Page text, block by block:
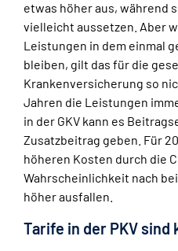
etwas höher aus, während
vielleicht aussetzen. Aber
Leistungen in dem einmal
bleiben, gilt das für die
Krankenversicherung so
Jahren die Leistungen
in der GKV kann es
Zusatzbeitrag geben. Für
höheren Kosten durch die
Wahrscheinlichkeit nach
höher ausfallen.
Tarife in der PKV